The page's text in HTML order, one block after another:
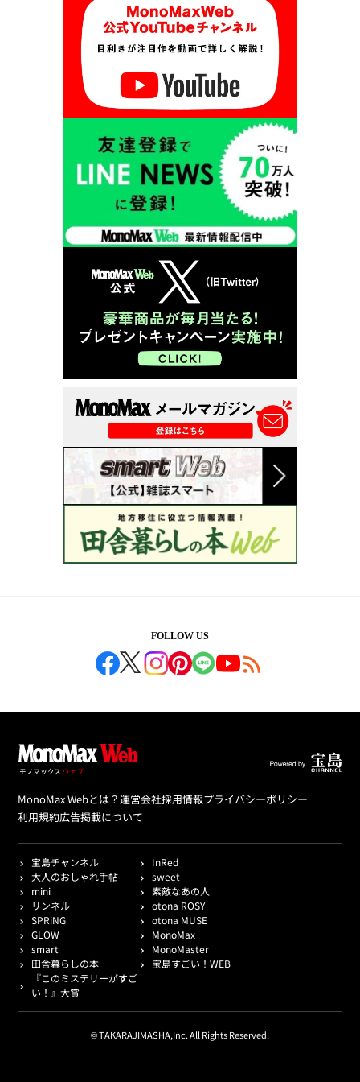
FOLLOW US
MonoMax Webとは？運営会社採用情報プライバシーポリシー
利用規約広告掲載について
宝島チャンネル
InRed
大人のおしゃれ手帖
sweet
mini
素敵なあの人
リンネル
otona ROSY
SPRiNG
otona MUSE
GLOW
MonoMax
smart
MonoMaster
田舎暮らしの本
宝島すごい！WEB
『このミステリーがすご
い！』大賞
© TAKARAJIMASHA,Inc. All Rights Reserved.